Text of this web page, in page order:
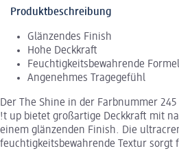
Produktbeschreibung
Glänzendes Finish
Hohe Deckkraft
Feuchtigkeitsbewahrende Formel
Angenehmes Tragegefühl
Der The Shine in der Farbnummer
!t up bietet großartige Deckkraft mit
einem glänzenden Finish. Die
feuchtigkeitsbewahrende Textur sorgt